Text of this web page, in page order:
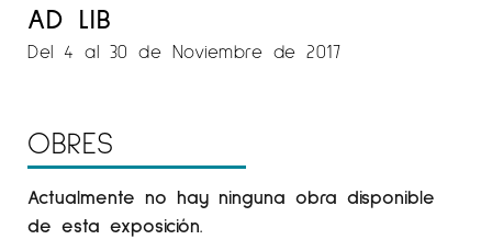
AD LIB
Del 4 al 30 de Noviembre de 2017
OBRES
Actualmente no hay ninguna obra disponible
de esta exposición.